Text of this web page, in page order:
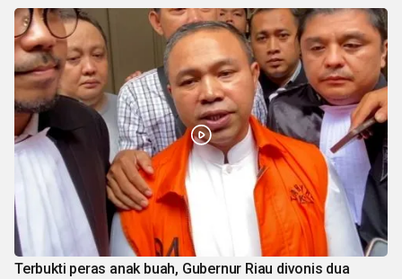
Terbukti peras anak buah, Gubernur Riau divonis dua